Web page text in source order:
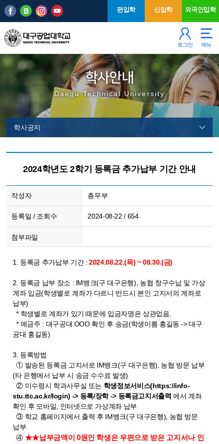
주메뉴
본문 바로가기
편입학 신입학 외국인입학
로그인 메뉴
학사안내
Daegu Technical University
학사공지
2024학년도 2학기 등록금 추가납부 기간 안내
작성자 총무부
등록일 / 조회수 2024-08-22 / 654
첨부파일
1. 등록금 추가납부 기간 :2024.08.22.(목) ~ 08.30.(금)
2. 등록금 납부 장소 : IM뱅크(구 대구은행), 농협 창구수납 및 가상
계좌 입금(학생별로 계좌가 다르니 반드시 본인 고지서의 계좌로
납부)
* 학생별로 계좌가 있기 때문에 입금자명은 상관없음.
* 예금주 : 대구공대 OOO 확인 후 송금(학생이름 홍길동 -> 대구
공대 홍길동)
3. 등록방법
① 발송된 등록금 고지서로 IM뱅크(구 대구은행), 농협 방문 납부
(타 은행에서 납부 시 송금 수수료 발생)
② 미수령시 학과사무실 또는 학생정보서비스(https://info-
stu.ttc.ac.kr/login) -> 등록/장학 -> 등록금고지서출력 에서 계좌
확인 후 모바일, 인터넷으로 가상계좌 납부
③ 학교 홈페이지에서 출력 후 IM뱅크(구 대구은행), 농협 방문
납부
④ ★★납부금액이 0원인 학생은 우편으로 받은 고지서나 인